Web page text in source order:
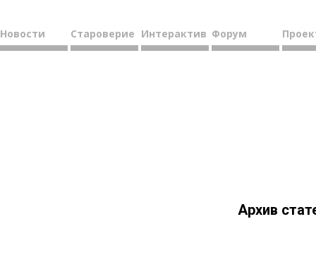
Новости Староверие Интерактив Форум
Архив